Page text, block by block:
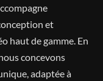
et
haut de gamme. En
concevons
adaptée à